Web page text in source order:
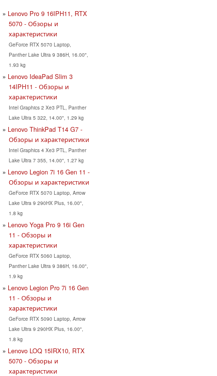
Lenovo Pro 9 16IPH11, RTX
5070 - Обзоры и
характеристики
GeForce RTX 5070 Laptop,
Panther Lake Ultra 9 386H, 16.00",
1.93 kg
Lenovo IdeaPad Slim 3
14IPH11 - Обзоры и
характеристики
Intel Graphics 2 Xe3 PTL, Panther
Lake Ultra 5 322, 14.00", 1.29 kg
Lenovo ThinkPad T14 G7 -
Обзоры и характеристики
Intel Graphics 4 Xe3 PTL, Panther
Lake Ultra 7 355, 14.00", 1.27 kg
Lenovo Legion 7i 16 Gen 11 -
Обзоры и характеристики
GeForce RTX 5070 Laptop, Arrow
Lake Ultra 9 290HX Plus, 16.00",
1.8 kg
Lenovo Yoga Pro 9 16i Gen
11 - Обзоры и
характеристики
GeForce RTX 5060 Laptop,
Panther Lake Ultra 9 386H, 16.00",
1.9 kg
Lenovo Legion Pro 7i 16 Gen
11 - Обзоры и
характеристики
GeForce RTX 5090 Laptop, Arrow
Lake Ultra 9 290HX Plus, 16.00",
1.8 kg
Lenovo LOQ 15IRX10, RTX
5070 - Обзоры и
характеристики